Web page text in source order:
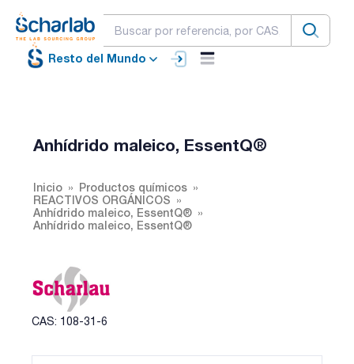
Resto del Mundo
Anhídrido maleico, EssentQ®
Inicio
Productos químicos
REACTIVOS ORGÁNICOS
Anhídrido maleico, EssentQ®
Anhídrido maleico, EssentQ®
CAS: 108-31-6